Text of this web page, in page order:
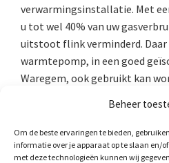
Beheer
Om de beste ervaringen te bieden,
informatie over je apparaat op te slaan en/
met deze technologieën kunnen wij
verwarmingsinstallatie. Met
u tot wel 40% van uw
uitstoot flink verminderd. Daar
warmtepomp, in een goed
Waregem, ook gebruikt kan